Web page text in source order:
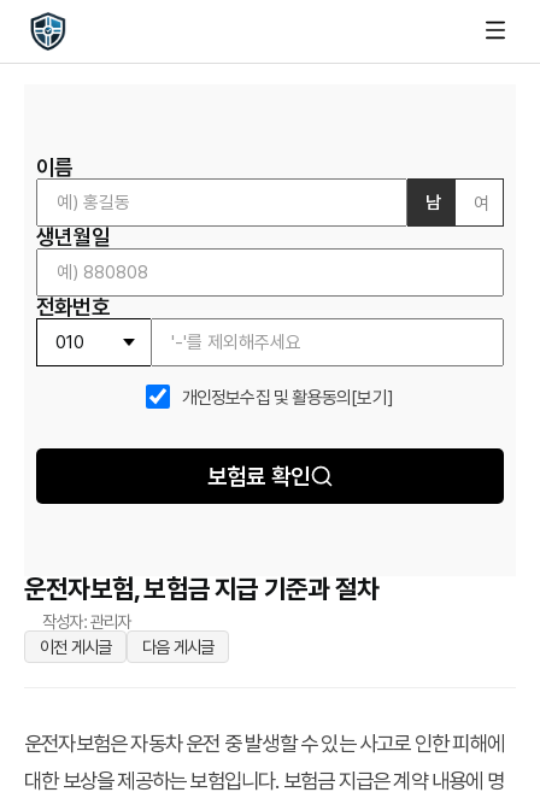
이름
남 여
생년월일
전화번호
개인정보수집 및 활용동의 [보기]
보험료 확인
운전자보험, 보험금 지급 기준과 절차
작성자: 관리자
이전 게시글
다음 게시글
운전자보험은 자동차 운전 중 발생할 수 있는 사고로 인한 피해에
대한 보상을 제공하는 보험입니다. 보험금 지급은 계약 내용에 명